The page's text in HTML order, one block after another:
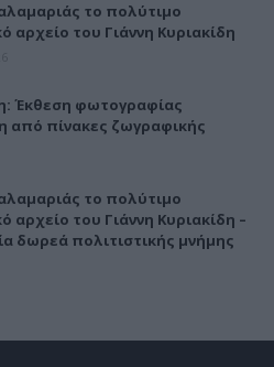
το πολύτιμο
αρχείο του Γιάννη Κυριακίδη
Έκθεση φωτογραφίας
από πίνακες ζωγραφικής
το πολύτιμο
αρχείο του Γιάννη Κυριακίδη –
δωρεά πολιτιστικής μνήμης